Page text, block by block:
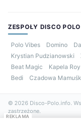
ZESPOŁY DISCO POLO
Polo Vibes Domino
Krystian Pudzianowski
Beat Magic
Kapela Roy
Bedi
Czadowa
© 2026 Disco-Polo.info.
zastrzeżone.
REKLAMA